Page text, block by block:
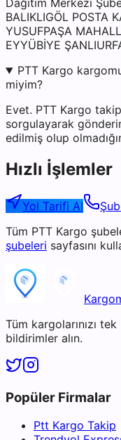
Dağıtım Merkezi
BALIKLIGÖL POSTA
YUSUFPAŞA
EYYÜBİYE
PTT Kargo
miyim?
Evet. PTT Kargo
sorgulayarak
edilmiş olup
Hızlı İşlemler
Yol Tarifi Al
Tüm PTT Kargo
şubeleri sayfasını
Tüm kargolarınızı
bildirimler alın.
Popüler Firmalar
Ptt Kargo Takip